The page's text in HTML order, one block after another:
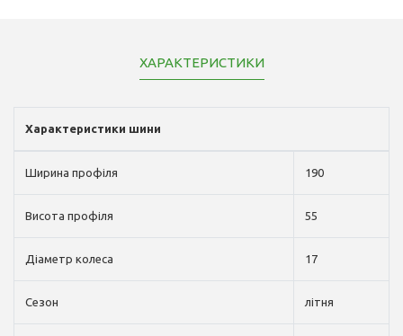
ХАРАКТЕРИСТИКИ
Характеристики шини
Ширина профіля 190
Висота профіля 55
Діаметр колеса 17
Сезон літня